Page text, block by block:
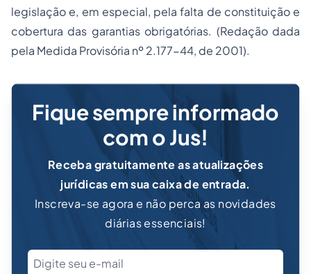
legislação e, em especial, pela falta de constituição e
cobertura das garantias obrigatórias. (Redação dada
pela Medida Provisória nº 2.177-44, de 2001).
Fique sempre informado
com o Jus!
Receba gratuitamente as atualizações
jurídicas em sua caixa de entrada.
Inscreva-se agora e não perca as novidades
diárias essenciais!